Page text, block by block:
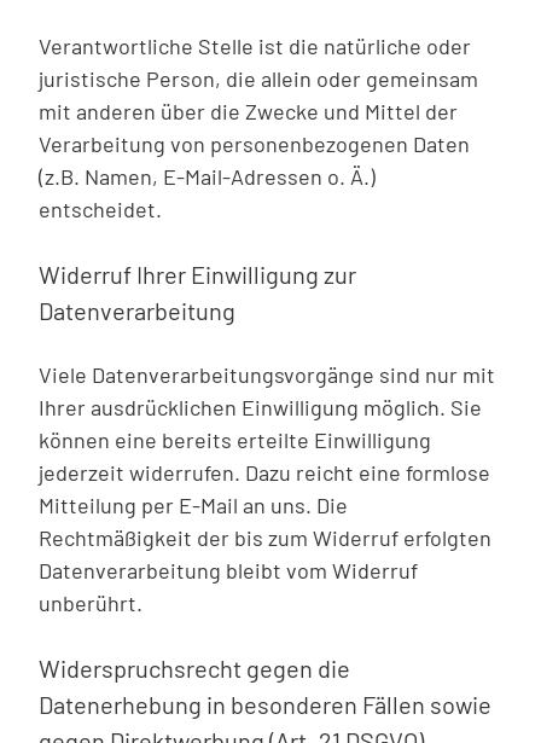
Verantwortliche Stelle ist die natürliche oder
juristische Person, die allein oder gemeinsam
mit anderen über die Zwecke und Mittel der
Verarbeitung von personenbezogenen Daten
(z.B. Namen, E-Mail-Adressen o. Ä.)
entscheidet.
Widerruf Ihrer Einwilligung zur
Datenverarbeitung
Viele Datenverarbeitungsvorgänge sind nur mit
Ihrer ausdrücklichen Einwilligung möglich. Sie
können eine bereits erteilte Einwilligung
jederzeit widerrufen. Dazu reicht eine formlose
Mitteilung per E-Mail an uns. Die
Rechtmäßigkeit der bis zum Widerruf erfolgten
Datenverarbeitung bleibt vom Widerruf
unberührt.
Widerspruchsrecht gegen die
Datenerhebung in besonderen Fällen sowie